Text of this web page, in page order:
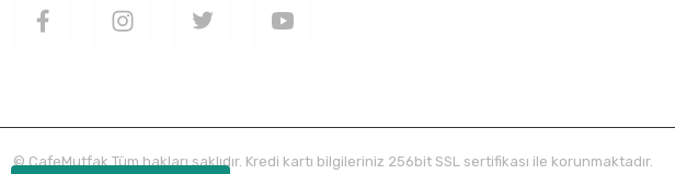
© CafeMutfak Tüm hakları saklıdır. Kredi kartı bilgileriniz 256bit SSL sertifikası ile korunmaktadır.